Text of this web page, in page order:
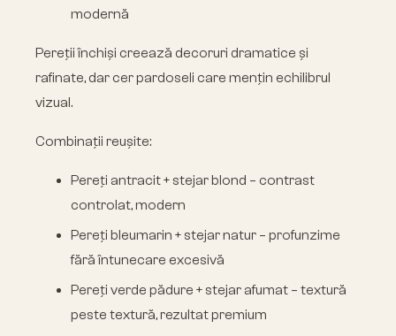
modernă
Pereții închiși creează decoruri dramatice și
rafinate, dar cer pardoseli care mențin echilibrul
vizual.
Combinații reușite:
Pereți antracit + stejar blond – contrast
controlat, modern
Pereți bleumarin + stejar natur – profunzime
fără întunecare excesivă
Pereți verde pădure + stejar afumat – textură
peste textură, rezultat premium